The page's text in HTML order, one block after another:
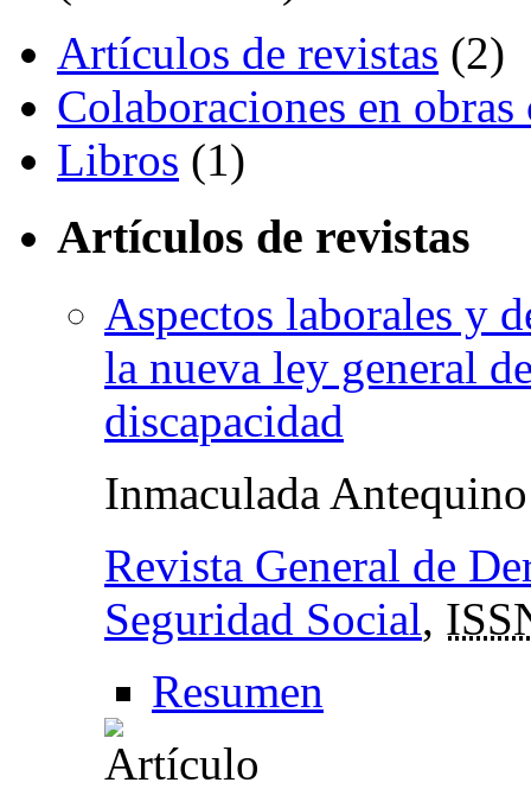
Artículos de revistas (2)
Colaboraciones en
Libros (1)
Artículos de revistas
Aspectos laborales y
la nueva ley general
discapacidad
Inmaculada
Revista General de
Seguridad Social,
Resumen